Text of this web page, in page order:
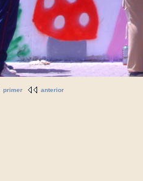
primer anterior